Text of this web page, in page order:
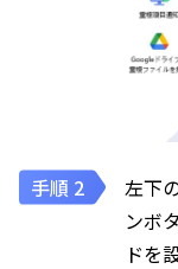
左下
ンボ
ドを